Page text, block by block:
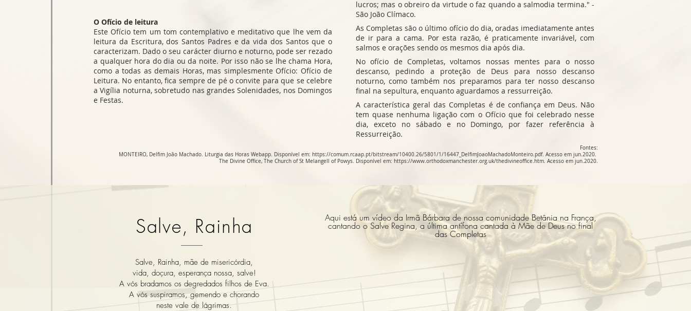
O Ofício de leitura
Este Ofício tem um tom contemplativo e meditativo que lhe vem da
leitura da Escritura, dos Santos Padres e da vida dos Santos que o
caracterizam. Dado o seu carácter diurno e noturno, pode ser rezado
a qualquer hora do dia ou da noite. Por isso não se lhe chama Hora,
como a todas as demais Horas, mas simplesmente Ofício: Ofício de
Leitura. No entanto, fica sempre de pé o convite para que se celebre
a Vigília noturna, sobretudo nas grandes Solenidades, nos Domingos
e Festas.
lucros; mas o obreiro da virtude o faz quando a salmodia termina." -
São João Clímaco.
As Completas são o último ofício do dia, oradas imediatamente antes
de ir para a cama. Por esta razão, é praticamente invariável, com
salmos e orações sendo os mesmos dia após dia.
No ofício de Completas, voltamos nossas mentes para o nosso
descanso, pedindo a proteção de Deus para nosso descanso
noturno, como também nos preparamos para ter nosso descanso
final na sepultura, enquanto aguardamos a ressurreição.
A característica geral das Completas é de confiança em Deus. Não
tem quase nenhuma ligação com o Ofício que foi celebrado nesse
dia, exceto no sábado e no Domingo, por fazer referência à
Ressurreição.
Fontes:
MONTEIRO, Delfim João Machado. Liturgia das Horas Webapp. Disponível em: https://comum.rcaap.pt/bitstream/10400.26/5801/1/16447_DelfimJoaoMachadoMonteiro.pdf. Acesso em jun.2020.
The Divine Office, The Church of St Melangell of Powys. Disponível em: https://www.orthodoxmanchester.org.uk/thedivineoffice.htm. Acesso em jun.2020.
Salve, Rainha Aqui está um vídeo da Irmã Bárbara de nossa comunidade Betânia na França,
cantando o Salve Regina, a última antífona cantada à Mãe de Deus no final
das Completas
Salve, Rainha, mãe de misericórdia,
vida, doçura, esperança nossa, salve!
A vós bradamos os degredados filhos de Eva.
A vós suspiramos, gemendo e chorando
neste vale de lágrimas.